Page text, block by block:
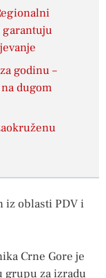
garantuju
godinu –
dugom
iz oblasti PDV i
Crne Gore je
grupu za izradu